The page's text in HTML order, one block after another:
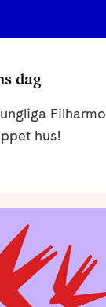
dag
hus!